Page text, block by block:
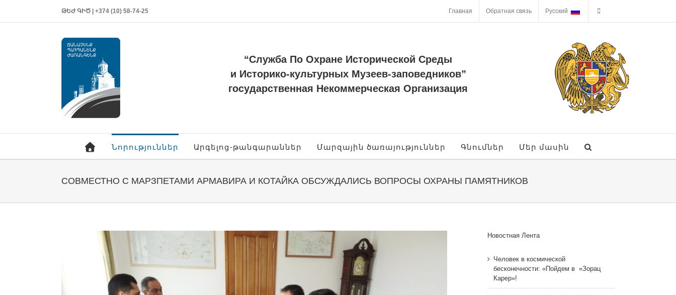
ԹԵԺ ԳԻԾ | +374 (10) 58-74-25 Главная Обратная связь Русский
“Служба По Охране Исторической Среды
и Историко-культурных Музеев-заповедников”
государственная Некоммерческая Организация
Նորություններ Արգելոց-թանգարաններ Մարզային ծառայություններ Գնումներ Մեր մասին
СОВМЕСТНО С МАРЗПЕТАМИ АРМАВИРА И КОТАЙКА ОБСУЖДАЛИСЬ ВОПРОСЫ ОХРАНЫ ПАМЯТНИКОВ
Новостная Лента
Человек в космической
бесконечности: «Пойдем в «Зорац
Карер»!